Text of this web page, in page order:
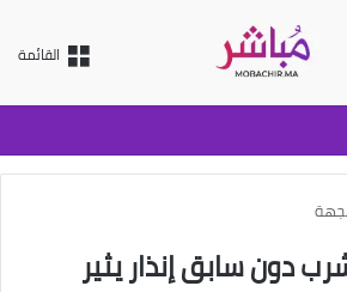
القائمة
دون سابق إنذار يثير